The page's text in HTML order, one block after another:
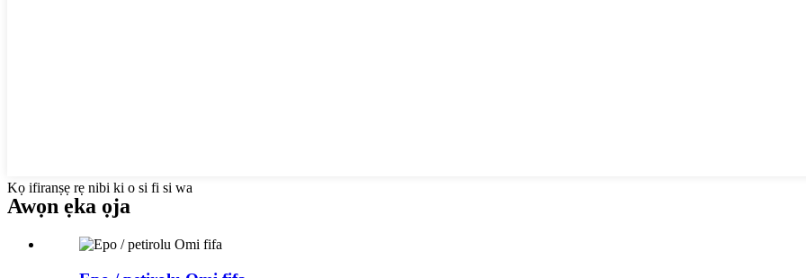
Kọ ifiranṣẹ rẹ nibi ki o si fi si wa
Awọn ẹka ọja